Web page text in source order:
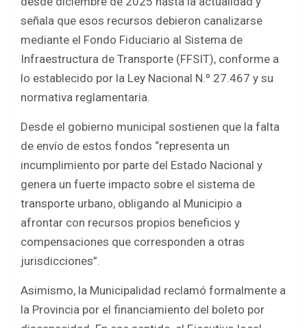
señala que esos recursos debieron canalizarse
mediante el Fondo Fiduciario al Sistema de
Infraestructura de Transporte (FFSIT), conforme a
lo establecido por la Ley Nacional N.º 27.467 y su
normativa reglamentaria.
Desde el gobierno municipal sostienen que la falta
de envío de estos fondos “representa un
incumplimiento por parte del Estado Nacional y
genera un fuerte impacto sobre el sistema de
transporte urbano, obligando al Municipio a
afrontar con recursos propios beneficios y
compensaciones que corresponden a otras
jurisdicciones”.
Asimismo, la Municipalidad reclamó formalmente a
la Provincia por el financiamiento del boleto por